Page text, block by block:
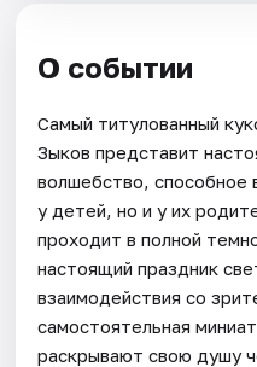
О событии
Самый титулованный
Зыков представит
волшебство, способное
у детей, но и у их
проходит в полной
настоящий праздник
взаимодействия со
самостоятельная
раскрывают свою душу